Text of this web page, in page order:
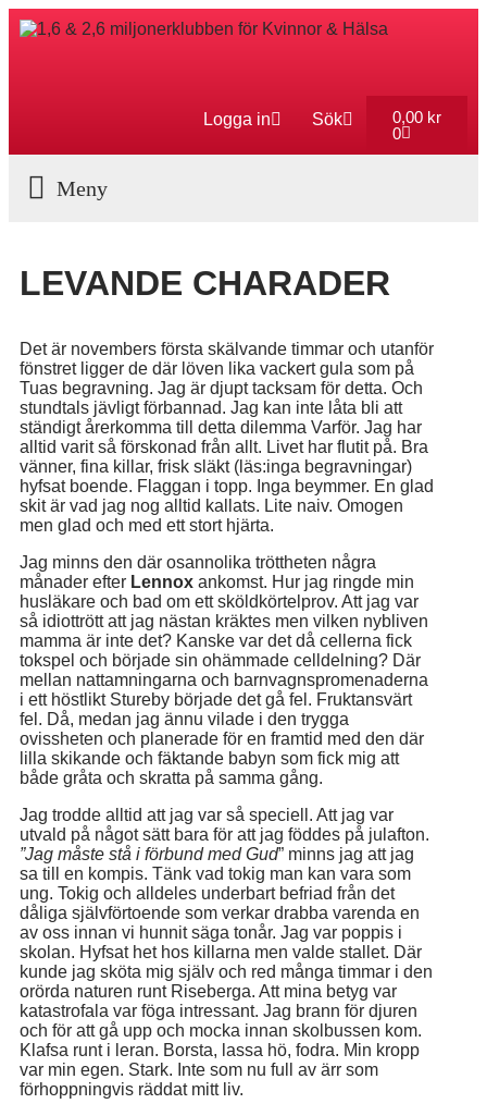
Logga in Sök 0,00 kr
0
LEVANDE CHARADER
Det är novembers första skälvande timmar och utanför
fönstret ligger de där löven lika vackert gula som på
Tuas begravning. Jag är djupt tacksam för detta. Och
stundtals jävligt förbannad. Jag kan inte låta bli att
ständigt årerkomma till detta dilemma Varför. Jag har
alltid varit så förskonad från allt. Livet har flutit på. Bra
vänner, fina killar, frisk släkt (läs:inga begravningar)
hyfsat boende. Flaggan i topp. Inga beymmer. En glad
skit är vad jag nog alltid kallats. Lite naiv. Omogen
men glad och med ett stort hjärta.
Jag minns den där osannolika tröttheten några
månader efter Lennox ankomst. Hur jag ringde min
husläkare och bad om ett sköldkörtelprov. Att jag var
så idiottrött att jag nästan kräktes men vilken nybliven
mamma är inte det? Kanske var det då cellerna fick
tokspel och började sin ohämmade celldelning? Där
mellan nattamningarna och barnvagnspromenaderna
i ett höstlikt Stureby började det gå fel. Fruktansvärt
fel. Då, medan jag ännu vilade i den trygga
ovissheten och planerade för en framtid med den där
lilla skikande och fäktande babyn som fick mig att
både gråta och skratta på samma gång.
Jag trodde alltid att jag var så speciell. Att jag var
utvald på något sätt bara för att jag föddes på julafton.
”Jag måste stå i förbund med Gud” minns jag att jag
sa till en kompis. Tänk vad tokig man kan vara som
ung. Tokig och alldeles underbart befriad från det
dåliga självförtoende som verkar drabba varenda en
av oss innan vi hunnit säga tonår. Jag var poppis i
skolan. Hyfsat het hos killarna men valde stallet. Där
kunde jag sköta mig själv och red många timmar i den
orörda naturen runt Riseberga. Att mina betyg var
katastrofala var föga intressant. Jag brann för djuren
och för att gå upp och mocka innan skolbussen kom.
Klafsa runt i leran. Borsta, lassa hö, fodra. Min kropp
var min egen. Stark. Inte som nu full av ärr som
förhoppningvis räddat mitt liv.